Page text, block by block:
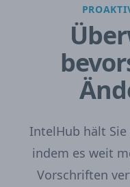
IntelHub hält
indem es weit
Vorschriften